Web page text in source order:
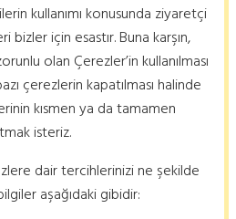
kullanımı konusunda ziyaretçi
bizler için esastır. Buna karşın,
olan Çerezler’in kullanılması
çerezlerin kapatılması halinde
kısmen ya da tamamen
isteriz.
dair tercihlerinizi ne şekilde
aşağıdaki gibidir: